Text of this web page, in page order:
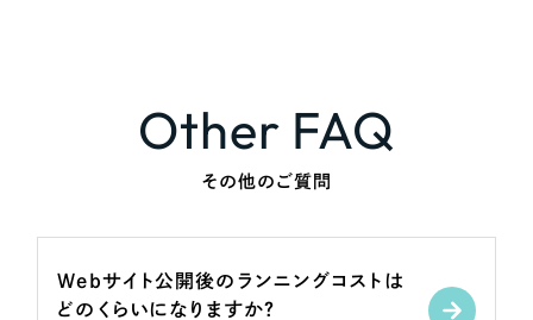
全国1,400社以上の支援実績の中から実績の
一部をご紹介します
Other FAQ
その他のご質問
Webサイト公開後のランニングコストは
どのくらいになりますか？